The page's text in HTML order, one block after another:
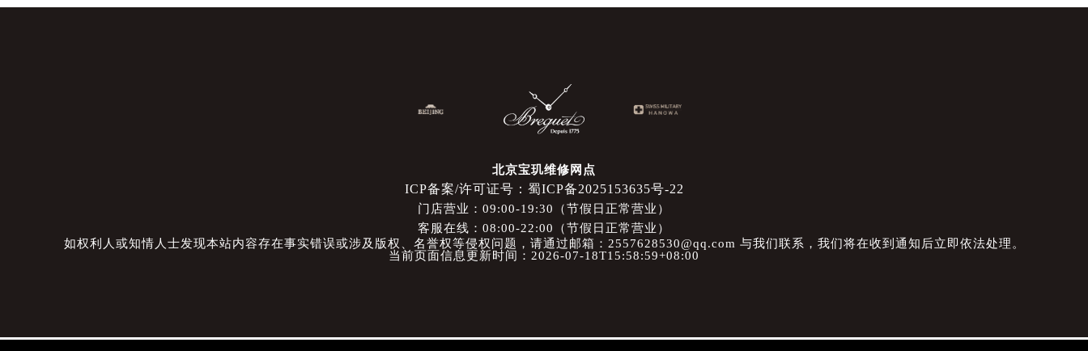
北京宝玑维修网点
ICP备案/许可证号：蜀ICP备2025153635号-22
门店营业：09:00-19:30（节假日正常营业）
客服在线：08:00-22:00（节假日正常营业）
如权利人或知情人士发现本站内容存在事实错误或涉及版权、名誉权等侵权问题，请通过邮箱：2557628530@qq.com 与我们联系，我们将在收到通知后立即依法处理。
当前页面信息更新时间：2026-07-18T15:58:59+08:00